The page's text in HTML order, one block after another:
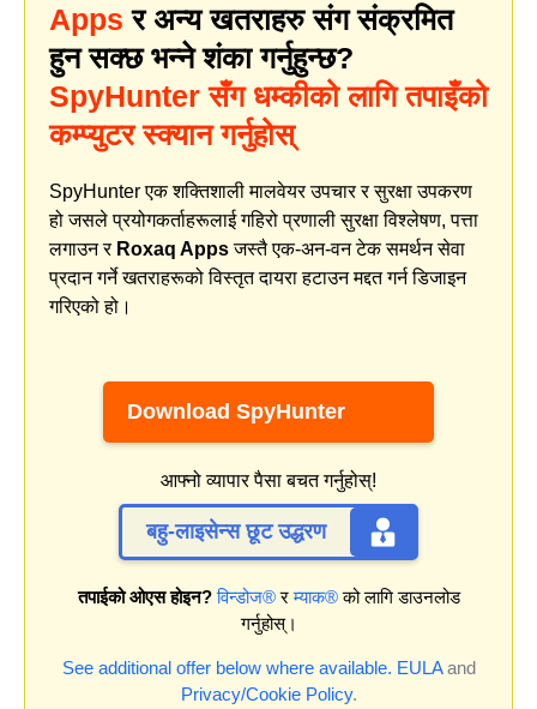
Apps र अन्य खतराहरु संग संक्रमित
हुन सक्छ भन्ने शंका गर्नुहुन्छ?
SpyHunter सँग धम्कीको लागि तपाइँको
कम्प्युटर स्क्यान गर्नुहोस्
SpyHunter एक शक्तिशाली मालवेयर उपचार र सुरक्षा उपकरण
हो जसले प्रयोगकर्ताहरूलाई गहिरो प्रणाली सुरक्षा विश्लेषण, पत्ता
लगाउन र Roxaq Appsजस्तै एक-अन-वन टेक समर्थन सेवा
प्रदान गर्ने खतराहरूको विस्तृत दायरा हटाउन मद्दत गर्न डिजाइन
गरिएको हो।
Download SpyHunter
आफ्नो व्यापार पैसा बचत गर्नुहोस्!
बहु-लाइसेन्स छूट उद्धरण
तपाईको ओएस होइन? विन्डोज®रम्याक®को लागि डाउनलोड
गर्नुहोस्।
See additional offer below where available. EULAand
Privacy/Cookie Policy.